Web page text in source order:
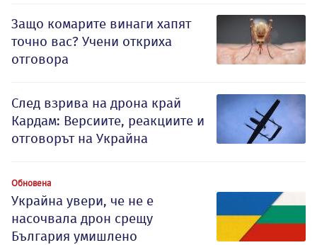
Защо комарите винаги хапят
точно вас? Учени откриха
отговора
След взрива на дрона край
Кардам: Версиите, реакциите и
отговорът на Украйна
Обновена
Украйна увери, че не е
насочвала дрон срещу
България умишлено